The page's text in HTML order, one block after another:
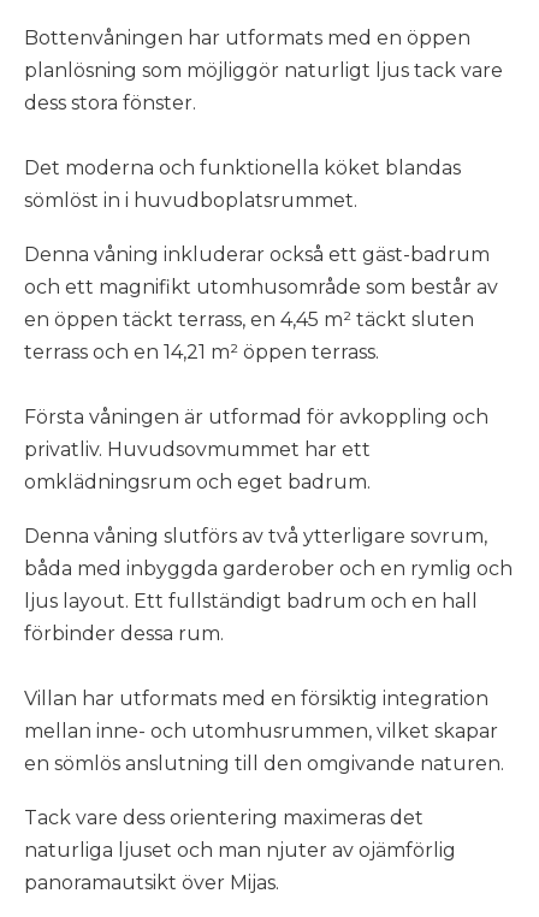
Bottenvåningen har utformats med en öppen
planlösning som möjliggör naturligt ljus tack vare
dess stora fönster.
Det moderna och funktionella köket blandas
sömlöst in i huvudboplatsrummet.
Denna våning inkluderar också ett gäst-badrum
och ett magnifikt utomhusområde som består av
en öppen täckt terrass, en 4,45 m² täckt sluten
terrass och en 14,21 m² öppen terrass.
Första våningen är utformad för avkoppling och
privatliv. Huvudsovmummet har ett
omklädningsrum och eget badrum.
Denna våning slutförs av två ytterligare sovrum,
båda med inbyggda garderober och en rymlig och
ljus layout. Ett fullständigt badrum och en hall
förbinder dessa rum.
Villan har utformats med en försiktig integration
mellan inne- och utomhusrummen, vilket skapar
en sömlös anslutning till den omgivande naturen.
Tack vare dess orientering maximeras det
naturliga ljuset och man njuter av ojämförlig
panoramautsikt över Mijas.